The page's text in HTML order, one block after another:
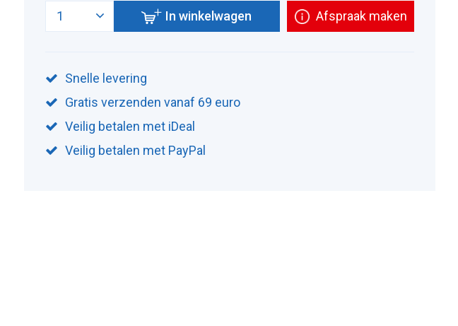
In winkelwagen Afspraak maken
Snelle levering
Gratis verzenden vanaf 69 euro
Veilig betalen met iDeal
Veilig betalen met PayPal